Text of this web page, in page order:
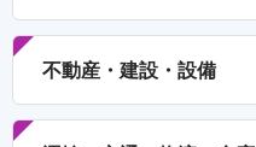
不動産・建設・設備